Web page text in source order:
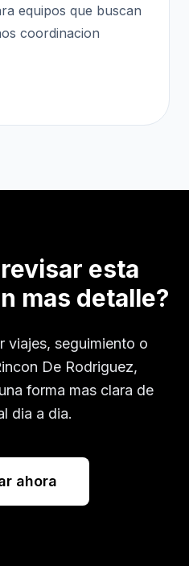
equipos que buscan
coordinacion
esta
mas detalle?
viajes, seguimiento o
De Rodriguez,
forma mas clara de
dia a dia.
ahora